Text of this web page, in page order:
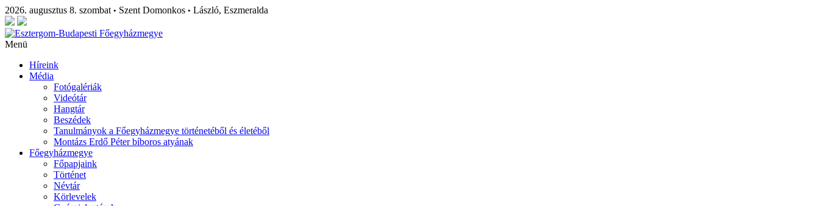
2026. augusztus 8. szombat • Szent Domonkos • László, Eszmeralda
Menü
Híreink
Média
Fotógalériák
Videótár
Hangtár
Beszédek
Tanulmányok a Főegyházmegye történetéből és életéből
Montázs Erdő Péter bíboros atyának
Főegyházmegye
Főpapjaink
Történet
Névtár
Körlevelek